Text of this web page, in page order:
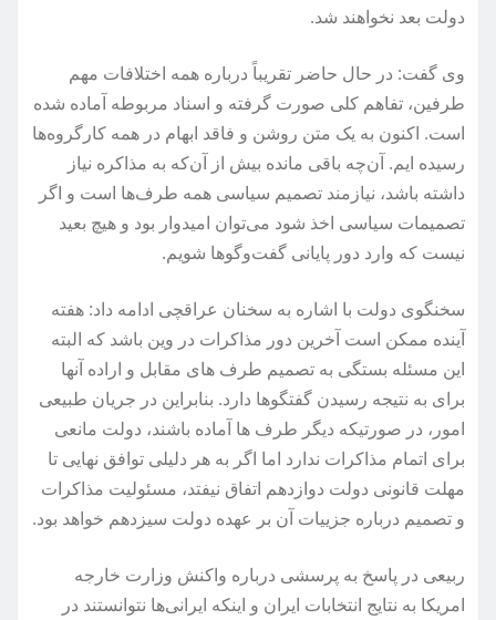
دولت بعد نخواهند شد.
وی گفت: در حال حاضر تقریباً درباره همه اختلافات مهم
طرفین، تفاهم کلی صورت گرفته و اسناد مربوطه آماده شده
است. اکنون به یک متن روشن و فاقد ابهام در همه کارگروه‌ها
رسیده ایم. آن‌چه باقی ‌مانده بیش از آن‌که به مذاکره نیاز
داشته باشد، نیازمند تصمیم سیاسی همه طرف‌ها است و اگر
تصمیمات سیاسی اخذ شود می‌توان امیدوار بود و هیچ بعید
نیست که وارد دور پایانی گفت‌وگوها شویم.
سخنگوی دولت با اشاره به سخنان عراقچی ادامه داد: هفته
آینده ممکن است آخرین دور مذاکرات در وین باشد که البته
این مسئله بستگی به تصمیم طرف های مقابل و اراده آنها
برای به نتیجه رسیدن گفتگوها دارد. بنابراین در جریان طبیعی
امور، در صورتیکه دیگر طرف ها آماده باشند، دولت مانعی
برای اتمام مذاکرات ندارد اما اگر به هر دلیلی توافق نهایی تا
مهلت قانونی دولت دوازدهم اتفاق نیفتد، مسئولیت مذاکرات
و تصمیم درباره جزییات آن بر عهده دولت سیزدهم خواهد بود.
ربیعی در پاسخ به پرسشی درباره واکنش وزارت خارجه
امریکا به نتایج انتخابات ایران و اینکه ایرانی‌ها نتوانستند در